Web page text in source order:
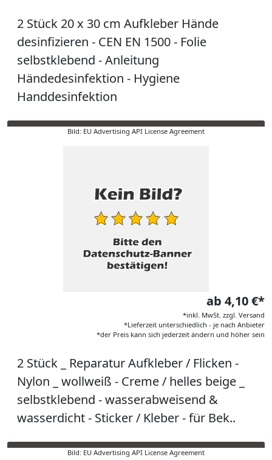
2 Stück 20 x 30 cm Aufkleber Hände
desinfizieren - CEN EN 1500 - Folie
selbstklebend - Anleitung
Händedesinfektion - Hygiene
Handdesinfektion
Bild: EU Advertising API License Agreement
ab 4,10 €*
*inkl. MwSt. zzgl. Versand
*Lieferzeit unterschiedlich - je nach Anbieter
*der Preis kann sich jederzeit ändern und höher sein
2 Stück _ Reparatur Aufkleber / Flicken -
Nylon _ wollweiß - Creme / helles beige _
selbstklebend - wasserabweisend &
wasserdicht - Sticker / Kleber - für Bek..
Bild: EU Advertising API License Agreement